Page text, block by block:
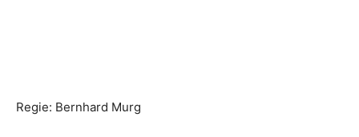
Regie: Bernhard Murg